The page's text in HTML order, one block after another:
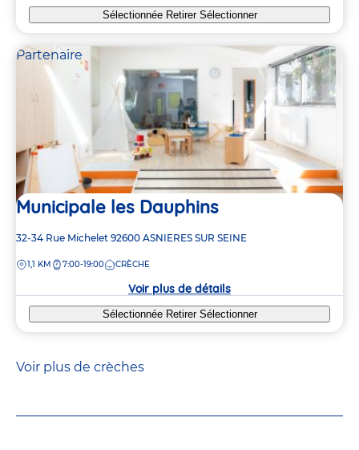
Sélectionnée Retirer Sélectionner
Partenaire
Municipale les Dauphins
Adresse
la
32-34 Rue Michelet 92600 ASNIERES SUR SEINE
DISTANCE
1,1 KM 7:00-19:00 CRÈCHE
Voir plus de détails
Sélectionnée Retirer Sélectionner
Voir plus de crèches